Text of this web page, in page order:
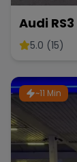
Bugatti
Range
Audi RS3
5.0 (15)
~11 Min